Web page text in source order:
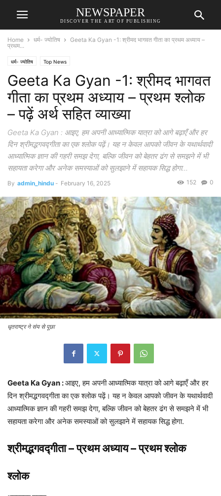
NEWSPAPER
DISCOVER THE ART OF PUBLISHING
Home धर्म- ज्योतिष
Geeta Ka Gyan -1: श्रीमद भागवत गीता का प्रथम अध्याय –
प्रथम...
धर्म- ज्योतिष Top News
Geeta Ka Gyan -1: श्रीमद भागवत
गीता का प्रथम अध्याय – प्रथम श्लोक
– पढ़ें अर्थ सहित व्याख्या
Geeta Ka Gyan : आइए, हम अपनी आध्यात्मिक यात्रा को आगे बढ़ाएँ और हर
दिन श्रीमद्भगवद्गीता का एक श्लोक पढ़ें। यह न केवल आपको जीवन के यथार्थवादी
आध्यात्मिक ज्ञान की गहरी समझ देगा, बल्कि जीवन को बेहतर ढंग से समझने में भी
सहायता करेगा और अनेक समस्याओं को सुलझाने में सहायक सिद्ध होगा...
By admin_hindu - February 16, 2025 0
152
धृतराष्ट्र ने संय से पूछा
Geeta Ka Gyan :आइए, हम अपनी आध्यात्मिक यात्रा को आगे बढ़ाएँ और हर
दिन श्रीमद्भगवद्गीता का एक श्लोक पढ़ें। यह न केवल आपको जीवन के यथार्थवादी
आध्यात्मिक ज्ञान की गहरी समझ देगा, बल्कि जीवन को बेहतर ढंग से समझने में भी
सहायता करेगा और अनेक समस्याओं को सुलझाने में सहायक सिद्ध होगा.
श्रीमद्भगवद्गीता – प्रथम अध्याय – प्रथम श्लोक
श्लोक